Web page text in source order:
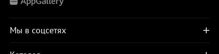
Мы в соцсетях